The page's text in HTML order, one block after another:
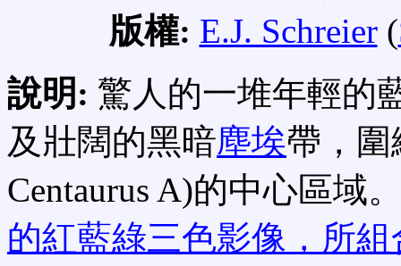
版權: E.J. Schreier(
說明: 驚人的一堆年輕的
及壯闊的黑暗塵埃帶，圍
Centaurus A)的中心區域
的紅藍綠三色影像，所